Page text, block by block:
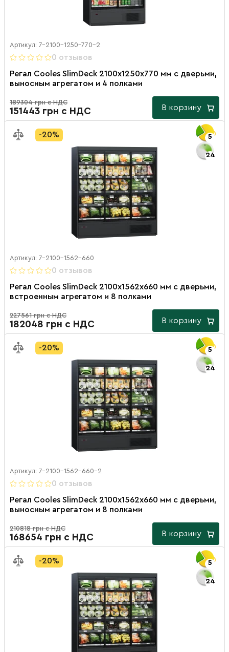
Артикул: 7-2100-1250-770-2
0 отзывов
Регал Cooles SlimDeck 2100х1250х770 мм с дверьми,
выносным агрегатом и 4 полками
189304 грн с НДС
151443 грн с НДС В корзину
5
24
-20%
Артикул: 7-2100-1562-660
0 отзывов
Регал Cooles SlimDeck 2100х1562х660 мм с дверьми,
встроенным агрегатом и 8 полками
227561 грн с НДС
182048 грн с НДС В корзину
5
24
-20%
Артикул: 7-2100-1562-660-2
0 отзывов
Регал Cooles SlimDeck 2100х1562х660 мм с дверьми,
выносным агрегатом и 8 полками
210818 грн с НДС
168654 грн с НДС В корзину
5
24
-20%